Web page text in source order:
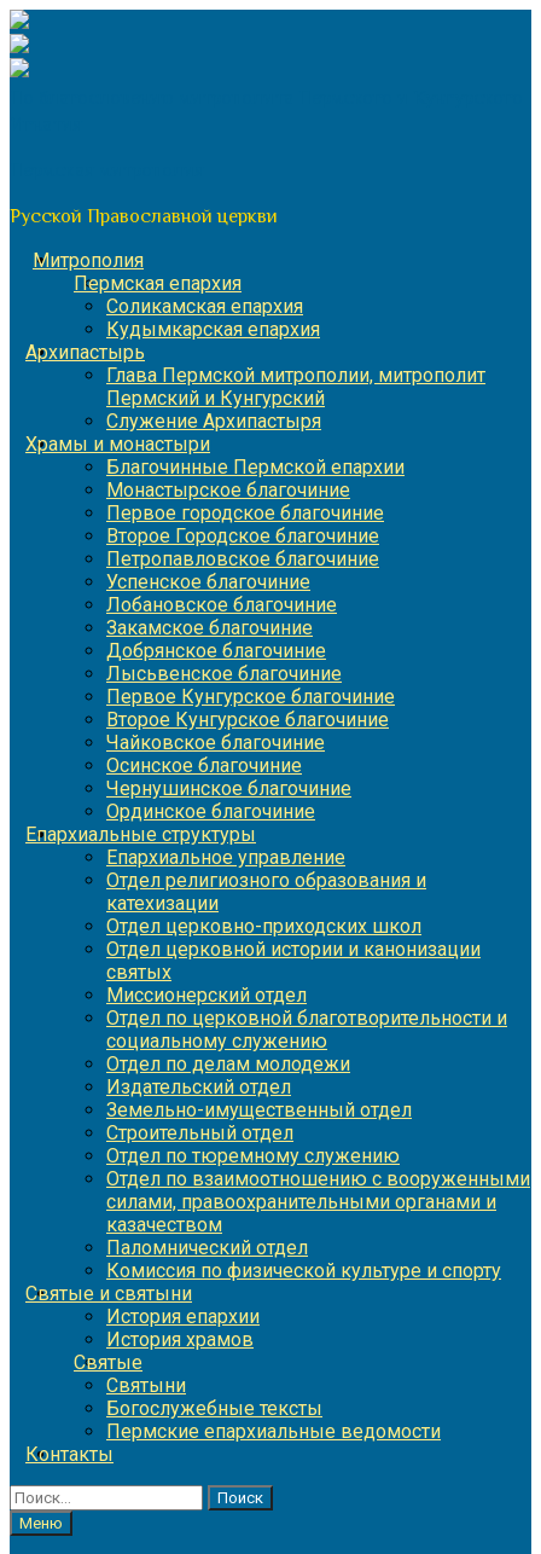
Перейти
к
содержимому
Русской Православной церкви
Митрополия
Пермская епархия
Соликамская епархия
Кудымкарская епархия
Архипастырь
Глава Пермской митрополии, митрополит
Пермский и Кунгурский
Служение Архипастыря
Храмы и монастыри
Благочинные Пермской епархии
Монастырское благочиние
Первое городское благочиние
Второе Городское благочиние
Петропавловское благочиние
Успенское благочиние
Лобановское благочиние
Закамское благочиние
Добрянское благочиние
Лысьвенское благочиние
Первое Кунгурское благочиние
Второе Кунгурское благочиние
Чайковское благочиние
Осинское благочиние
Чернушинское благочиние
Ординское благочиние
Епархиальные структуры
Епархиальное управление
Отдел религиозного образования и
катехизации
Отдел церковно-приходских школ
Отдел церковной истории и канонизации
святых
Миссионерский отдел
Отдел по церковной благотворительности и
социальному служению
Отдел по делам молодежи
Издательский отдел
Земельно-имущественный отдел
Строительный отдел
Отдел по тюремному служению
Отдел по взаимоотношению с вооруженными
силами, правоохранительными органами и
казачеством
Паломнический отдел
Комиссия по физической культуре и спорту
Святые и святыни
История епархии
История храмов
Святые
Святыни
Богослужебные тексты
Пермские епархиальные ведомости
Контакты
Найти:
Меню